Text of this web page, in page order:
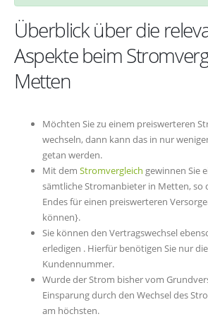
Überblick über die
Aspekte beim
Metten
Möchten Sie zu einem preiswerteren
wechseln, dann kann das in nur
getan werden.
Mit dem Stromvergleich gewinnen Sie
sämtliche Stromanbieter in Metten, so
Endes für einen preiswerteren
können}.
Sie können den Vertragswechsel
erledigen . Hierfür benötigen Sie nur
Kundennummer.
Wurde der Strom bisher vom
Einsparung durch den Wechsel des
am höchsten.